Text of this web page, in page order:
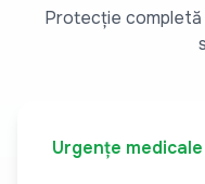
Protecție
Urgențe medicale